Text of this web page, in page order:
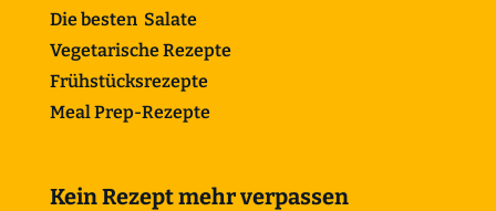
Die besten Salate
Vegetarische Rezepte
Frühstücksrezepte
Meal Prep-Rezepte
Kein Rezept mehr verpassen